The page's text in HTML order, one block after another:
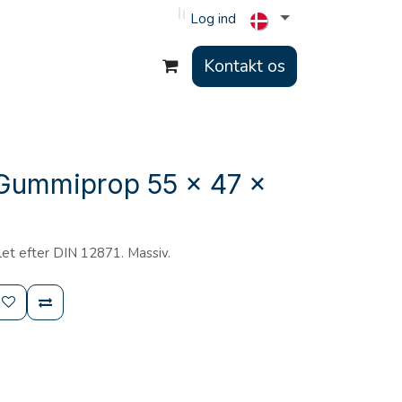
Log ind
Kontakt os
55 x 47 x
efter DIN 12871. Massiv.